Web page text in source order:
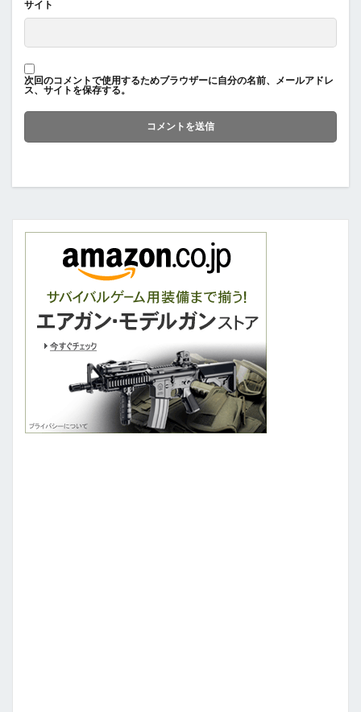
サイト
次回のコメントで使用するためブラウザーに自分の名前、メールアドレ
ス、サイトを保存する。